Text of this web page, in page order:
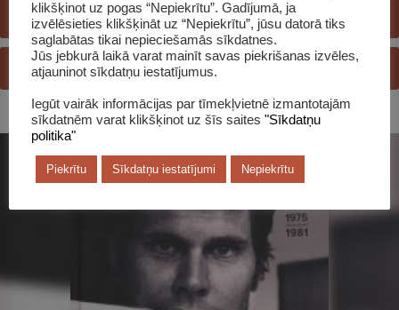
REĢISTRĒTIES BIBLIOTĒKĀ
JAUTĀ BIBLIOTEKĀRAM
klikšķinot uz pogas “Nepiekrītu”. Gadījumā, ja
izvēlēsieties klikšķināt uz “Nepiekrītu”, jūsu datorā tiks
saglabātas tikai nepieciešamās sīkdatnes.
Jūs jebkurā laikā varat mainīt savas piekrišanas izvēles,
atjauninot sīkdatņu iestatījumus.
Iegūt vairāk informācijas par tīmekļvietnē izmantotajām
sīkdatnēm varat klikšķinot uz šīs saites "Sīkdatņu
politika"
Piekrītu Sīkdatņu iestatījumi Nepiekrītu